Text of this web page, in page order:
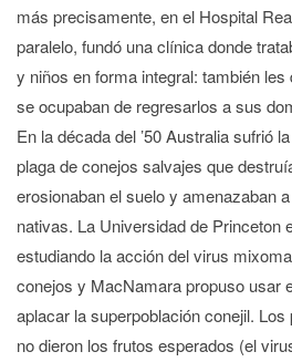
más precisamente, en el Hospital
paralelo, fundó una clínica donde
y niños en forma integral: también
se ocupaban de regresarlos a sus
En la década del ’50 Australia sufrió
plaga de conejos salvajes que
erosionaban el suelo y amenazaban
nativas. La Universidad de Princeton
estudiando la acción del virus
conejos y MacNamara propuso usar
aplacar la superpoblación conejil.
no dieron los frutos esperados (el